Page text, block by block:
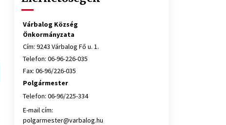
Várbalog Község
Önkormányzata
Cím: 9243 Várbalog Fő u. 1.
Telefon: 06-96-226-035
Fax: 06-96/226-035
Polgármester
Telefon: 06-96/225-334
E-mail cím:
polgarmester@varbalog.hu